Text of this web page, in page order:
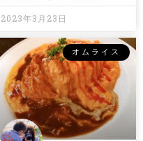
2023年3月23日
オムライス